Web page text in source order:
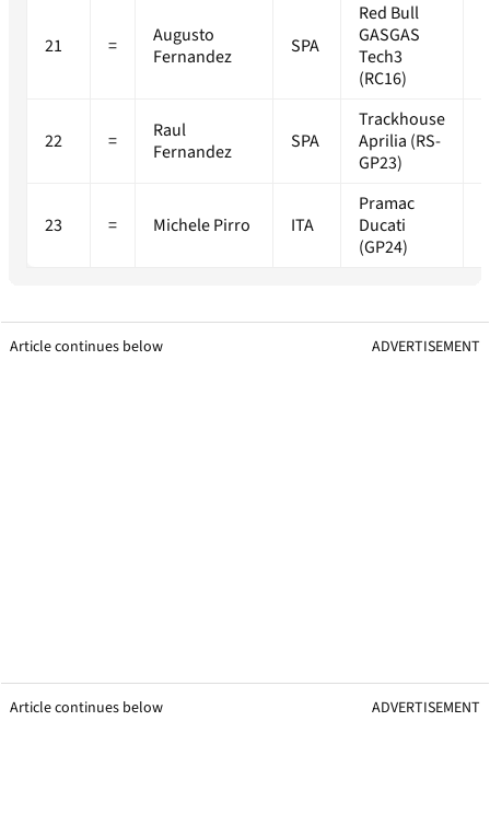
21 =
Augusto
Fernandez
SPA
Red Bull
GASGAS
Tech3
(RC16)
22 =
Raul
Fernandez
SPA
Trackhouse
Aprilia (RS-
GP23)
23 = Michele Pirro ITA
Pramac
Ducati
(GP24)
Article continues below ADVERTISEMENT
Article continues below ADVERTISEMENT